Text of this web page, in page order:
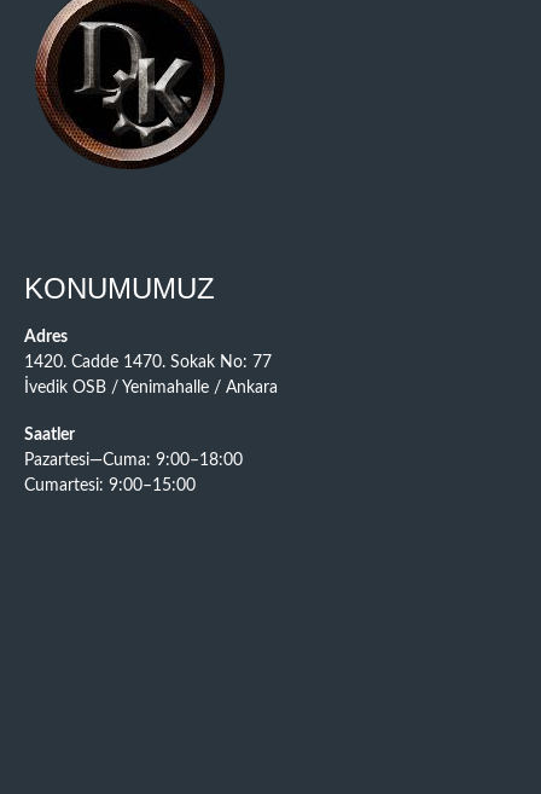
KONUMUMUZ
Adres
1420. Cadde 1470. Sokak No: 77
İvedik OSB / Yenimahalle / Ankara
Saatler
Pazartesi—Cuma: 9:00–18:00
Cumartesi: 9:00–15:00